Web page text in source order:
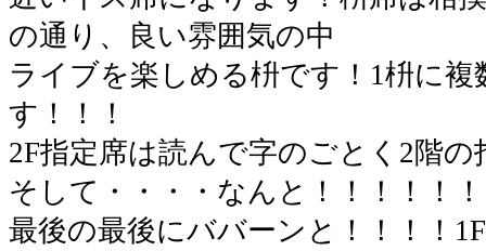
の通り、良い雰囲気の中
ライブを楽しめる枡です！1枡に
す！！！
2F指定席は読んで字のごとく2階の
そして・・・・なんと！！！！！
最後の最後にババーンと！！！！